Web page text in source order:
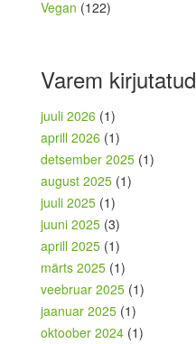
Vegan (122)
Varem kirjutatud
juuli 2026 (1)
aprill 2026 (1)
detsember 2025 (1)
august 2025 (1)
juuli 2025 (1)
juuni 2025 (3)
aprill 2025 (1)
märts 2025 (1)
veebruar 2025 (1)
jaanuar 2025 (1)
oktoober 2024 (1)